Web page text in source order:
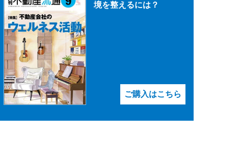
境を整えるには？
ご購入はこちら